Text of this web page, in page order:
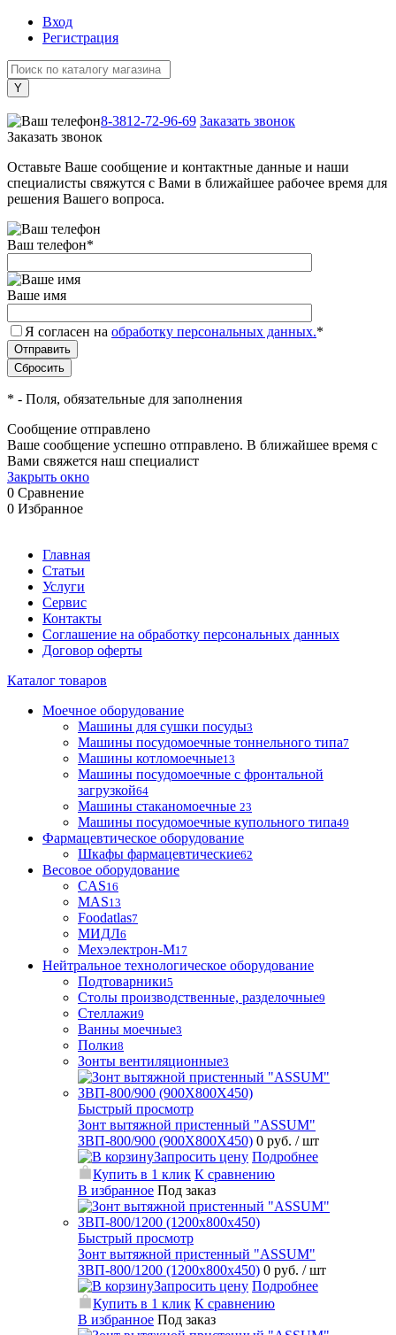
Вход
Регистрация
8-3812-72-96-69 Заказать звонок
Заказать звонок
Оставьте Ваше сообщение и контактные данные и наши
специалисты свяжутся с Вами в ближайшее рабочее время для
решения Вашего вопроса.
Ваш телефон*
Ваше имя
Я согласен на обработку персональных данных.*
* - Поля, обязательные для заполнения
Сообщение отправлено
Ваше сообщение успешно отправлено. В ближайшее время с
Вами свяжется наш специалист
Закрыть окно
0 Сравнение
0 Избранное
Главная
Статьи
Услуги
Сервис
Контакты
Соглашение на обработку персональных данных
Договор оферты
Каталог товаров
Моечное оборудование
Машины для сушки посуды3
Машины посудомоечные тоннельного типа7
Машины котломоечные13
Машины посудомоечные с фронтальной
загрузкой64
Машины стаканомоечные 23
Машины посудомоечные купольного типа49
Фармацевтическое оборудование
Шкафы фармацевтические62
Весовое оборудование
CAS16
MAS13
Foodatlas7
МИДЛ6
Мехэлектрон-М17
Нейтральное технологическое оборудование
Подтоварники5
Столы производственные, разделочные9
Стеллажи9
Ванны моечные3
Полки8
Зонты вентиляционные3
Быстрый просмотр
Зонт вытяжной пристенный "ASSUM"
ЗВП-800/900 (900Х800Х450) 0 руб. / шт
Запросить цену Подробнее
Купить в 1 клик К сравнению
В избранное Под заказ
Быстрый просмотр
Зонт вытяжной пристенный "ASSUM"
ЗВП-800/1200 (1200х800х450) 0 руб. / шт
Запросить цену Подробнее
Купить в 1 клик К сравнению
В избранное Под заказ